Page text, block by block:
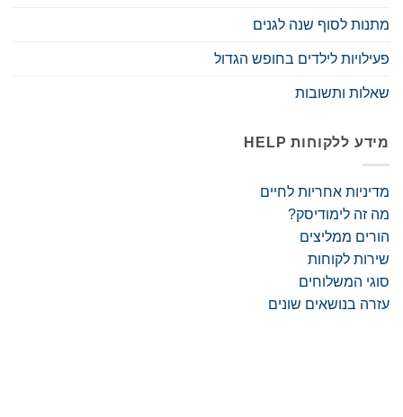
מתנות לסוף שנה לגנים
פעילויות לילדים בחופש הגדול
שאלות ותשובות
מידע ללקוחות HELP
מדיניות אחריות לחיים
מה זה לימודיסק?
הורים ממליצים
שירות לקוחות
סוגי המשלוחים
עזרה בנושאים שונים